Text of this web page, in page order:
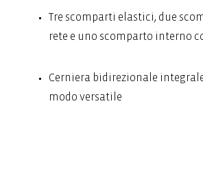
Tre scomparti elastici, due
rete e uno scomparto interno
Cerniera bidirezionale
modo versatile